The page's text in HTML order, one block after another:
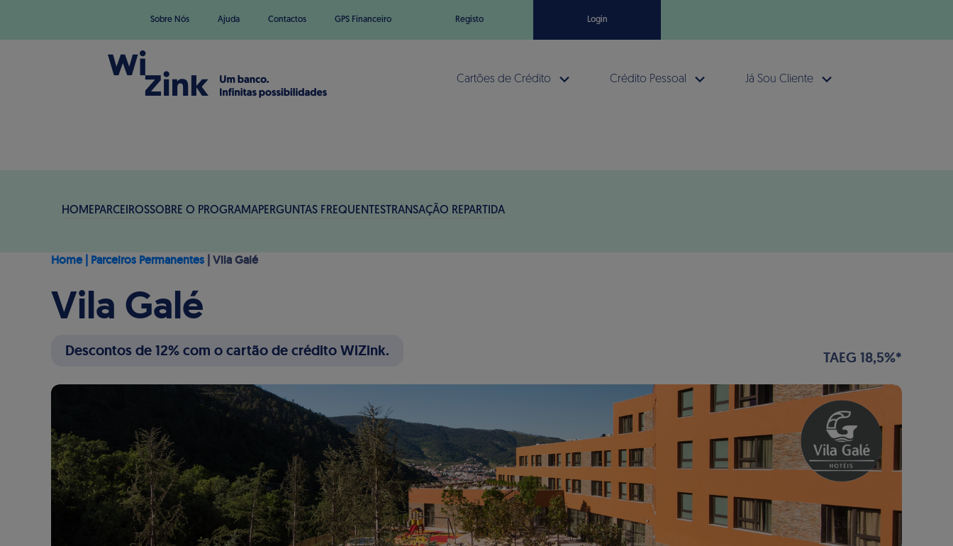
Sobre Nós Ajuda Contactos GPS Financeiro Registo Login
Cartões de Crédito Crédito Pessoal Já Sou Cliente
HOME PARCEIROSSOBRE O PROGRAMAPERGUNTAS FREQUENTES TRANSAÇÃO REPARTIDA
Home | Parceiros Permanentes | Vila Galé
Vila Galé
Descontos de 12% com o cartão de crédito WiZink. TAEG 18,5%*